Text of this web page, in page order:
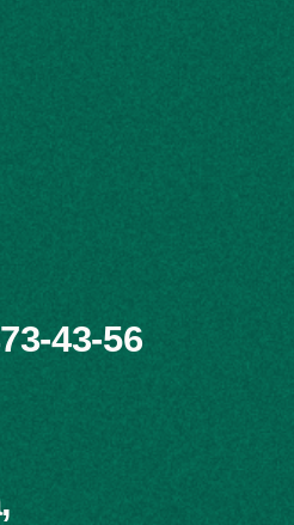
43-56